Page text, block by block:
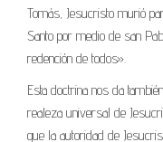
Tomás, Jesucristo murió
Santo por medio de san
redención de todos».
Esta doctrina nos da
realeza universal de
que la autoridad de